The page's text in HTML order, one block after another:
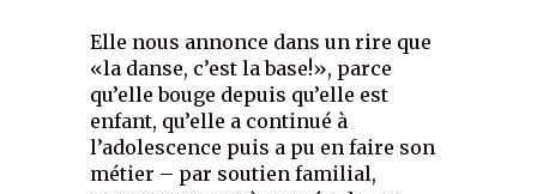
Elle nous annonce dans un rire que
«la danse, c’est la base!», parce
qu’elle bouge depuis qu’elle est
enfant, qu’elle a continué à
l’adolescence puis a pu en faire son
métier – par soutien familial,